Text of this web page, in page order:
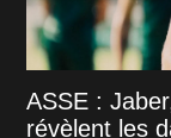
ASSE :
révèlent les